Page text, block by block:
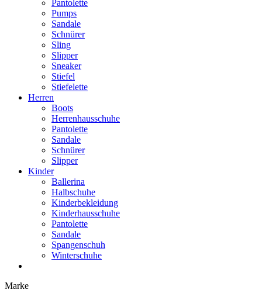
Pantolette
Pumps
Sandale
Schnürer
Sling
Slipper
Sneaker
Stiefel
Stiefelette
Herren
Boots
Herrenhausschuhe
Pantolette
Sandale
Schnürer
Slipper
Kinder
Ballerina
Halbschuhe
Kinderbekleidung
Kinderhausschuhe
Pantolette
Sandale
Spangenschuh
Winterschuhe
Marke